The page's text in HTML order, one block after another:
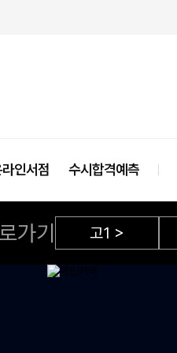
인서점 수시합격예측
가기 고1 >